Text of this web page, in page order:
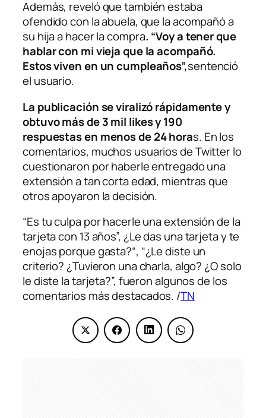
Además, reveló que también estaba
ofendido con la abuela, que la acompañó a
su hija a hacer la compra. “Voy a tener que
hablar con mi vieja que la acompañó.
Estos viven en un cumpleaños”,sentenció
el usuario.
La publicación se viralizó rápidamente y
obtuvo más de 3 mil likes y 190
respuestas en menos de 24 horas. En los
comentarios, muchos usuarios de Twitter lo
cuestionaron por haberle entregado una
extensión a tan corta edad, mientras que
otros apoyaron la decisión.
“Es tu culpa por hacerle una extensión de la
tarjeta con 13 años”, ¿Le das una tarjeta y te
enojas porque gasta?“, “¿Le diste un
criterio? ¿Tuvieron una charla, algo? ¿O solo
le diste la tarjeta?”, fueron algunos de los
comentarios más destacados. /TN